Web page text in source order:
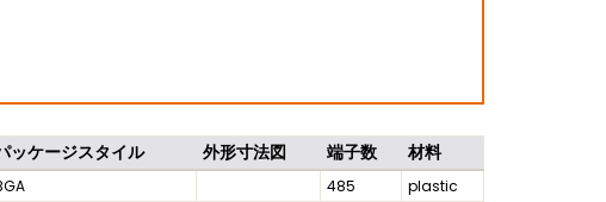
ッケージスタイル 外形寸法図 端子数 材料
485 plastic